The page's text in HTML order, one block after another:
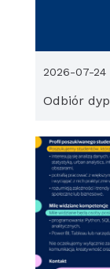
Odbiór
2026-07-24